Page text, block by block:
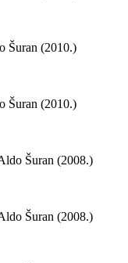
Šuran (2010.)
Šuran (2010.)
Šuran (2008.)
Šuran (2008.)